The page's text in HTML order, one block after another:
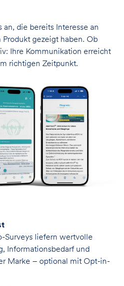
an, die bereits Interesse an
gezeigt haben. Ob
Ihre Kommunikation erreicht
richtigen Zeitpunkt.
Surveys liefern wertvolle
Informationsbedarf und
Marke – optional mit Opt-in-